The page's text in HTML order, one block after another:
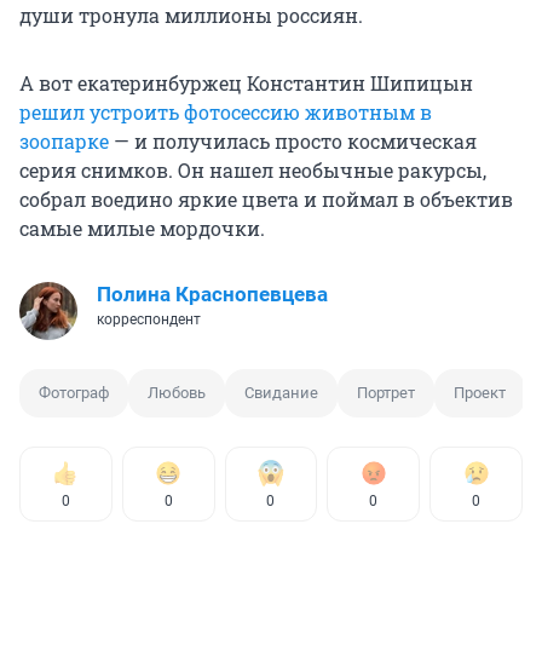
души тронула миллионы россиян.
А вот екатеринбуржец Константин Шипицын
решил устроить фотосессию животным в
зоопарке — и получилась просто космическая
серия снимков. Он нашел необычные ракурсы,
собрал воедино яркие цвета и поймал в объектив
самые милые мордочки.
Полина Краснопевцева
корреспондент
Фотограф Любовь Свидание Портрет Проект
0 0 0 0 0